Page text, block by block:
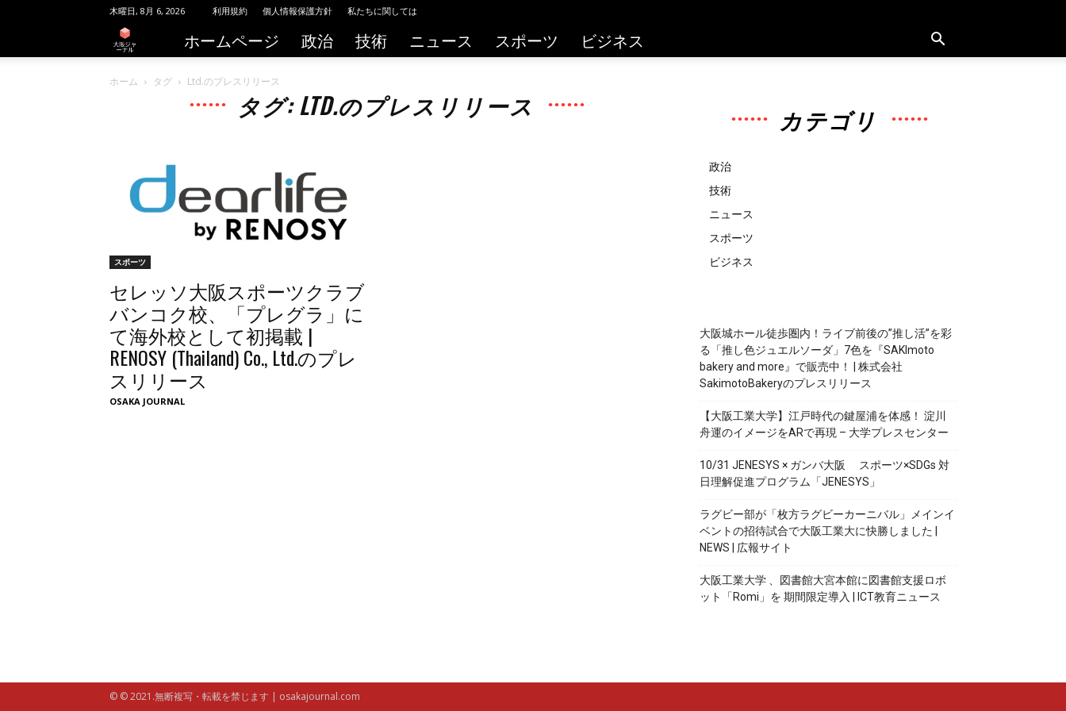
木曜日, 8月 6, 2026 利用規約 個人情報保護方針 私たちに関しては
ー
ナ
ホームページ 政治 技術 ニュース スポーツ ビジネス
ホーム タグ Ltd.のプレスリリース
タグ: LTD.のプレスリリース
スポーツ
セレッソ大阪スポーツクラブ
バンコク校、「プレグラ」に
て海外校として初掲載 |
RENOSY (Thailand) Co., Ltd.のプレ
スリリース
OSAKA JOURNAL
カテゴリ
政治
技術
ニュース
スポーツ
ビジネス
大阪城ホール徒歩圏内！ライブ前後の”推し活”を彩
る「推し色ジュエルソーダ」7色を『SAKImoto
bakery and more』で販売中！ | 株式会社
SakimotoBakeryのプレスリリース
【大阪工業大学】江戸時代の鍵屋浦を体感！ 淀川
舟運のイメージをARで再現 – 大学プレスセンター
10/31 JENESYS × ガンバ大阪 スポーツ×SDGs 対
日理解促進プログラム「JENESYS」
ラグビー部が「枚方ラグビーカーニバル」メインイ
ベントの招待試合で大阪工業大に快勝しました |
NEWS | 広報サイト
大阪工業大学 、図書館大宮本館に図書館支援ロボ
ット「Romi」を 期間限定導入 | ICT教育ニュース
© © 2021.無断複写・転載を禁じます | osakajournal.com